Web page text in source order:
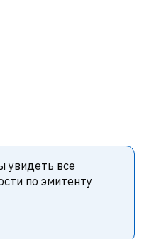
увидеть все
по эмитенту